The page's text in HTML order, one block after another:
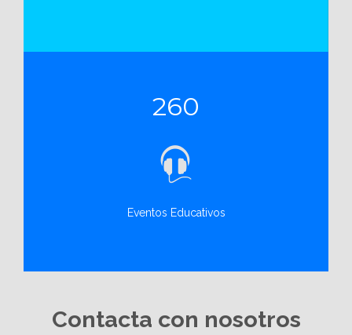
260
Eventos Educativos
Contacta con nosotros